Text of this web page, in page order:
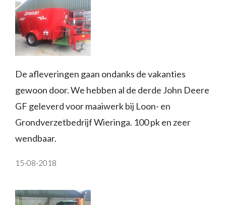
De afleveringen gaan ondanks de vakanties
gewoon door. We hebben al de derde John Deere
GF geleverd voor maaiwerk bij Loon- en
Grondverzetbedrijf Wieringa. 100 pk en zeer
wendbaar.
15-08-2018